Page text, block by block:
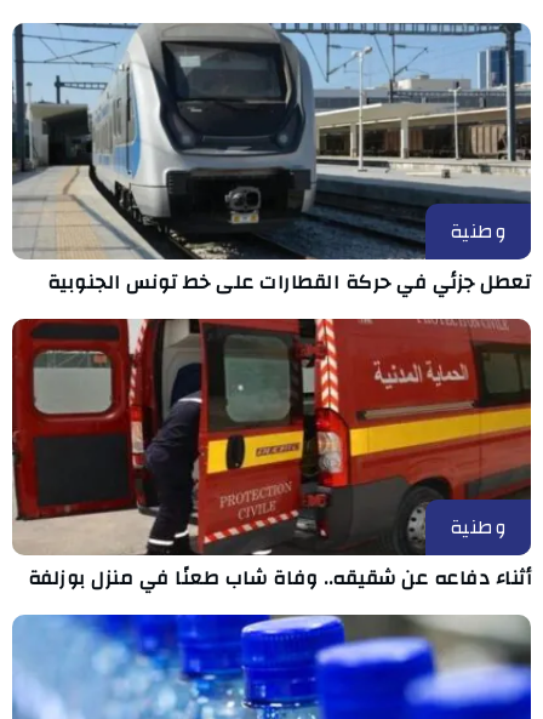
وطنية
تعطل جزئي في حركة القطارات على خط تونس الجنوبية
وطنية
أثناء دفاعه عن شقيقه.. وفاة شاب طعنًا في منزل بوزلفة